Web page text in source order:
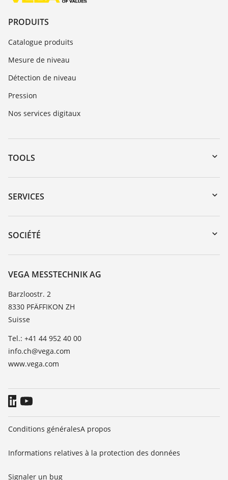
PRODUITS
Catalogue produits
Mesure de niveau
Détection de niveau
Pression
Nos services digitaux
TOOLS
Téléchargements
Recherche par numéro de série
DTM Collection/PACTware
SERVICES
Retour d'appareil
Formations
Liste de compatibilité chimique
TeamViewer
SOCIÉTÉ
À propos de VEGA
Contact
News
Presse
VEGA MESSTECHNIK AG
Barzloostr. 2
8330 PFÄFFIKON ZH
Suisse
Tel.: +41 44 952 40 00
info.ch@vega.com
www.vega.com
Conditions généralesA propos
Informations relatives à la protection des données
Signaler un bug